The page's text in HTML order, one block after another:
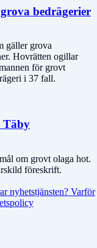
bedrägerier
gäller grova
Hovrätten ogillar
för grovt
i 37 fall.
Täby
om grovt olaga hot.
föreskrift.
nyhetstjänsten? Varför